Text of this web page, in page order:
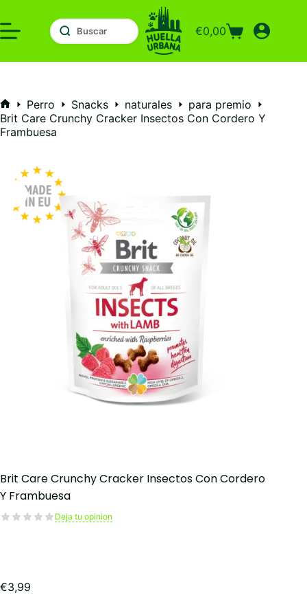
al
contenido
Carro
compra
€0,00
Inicio
Perro Snacks naturales
para premio
Brit Care Crunchy Cracker Insectos Con Cordero Y
Frambuesa
Brit Care Crunchy Cracker Insectos Con Cordero
Y Frambuesa
Deja tu opinion
€3,99